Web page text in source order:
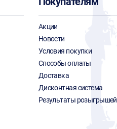
Акции
Новости
Условия покупки
Способы оплаты
Доставка
Дисконтная система
Результаты розыгрышей